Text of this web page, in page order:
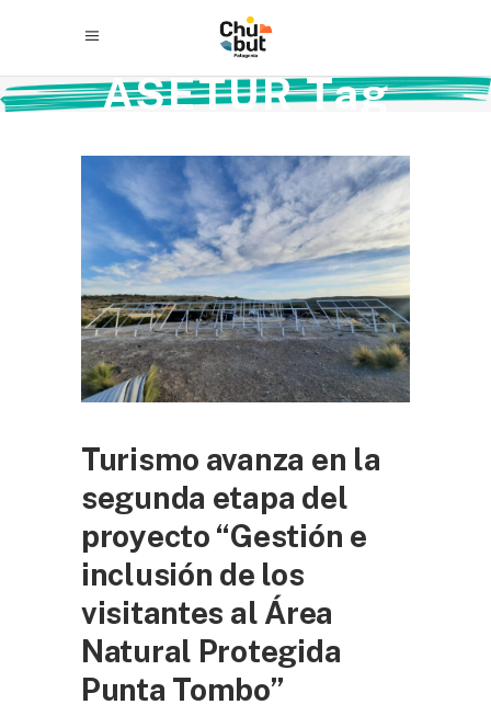
ASETUR Tag
Turismo avanza en la
segunda etapa del
proyecto “Gestión e
inclusión de los
visitantes al Área
Natural Protegida
Punta Tombo”